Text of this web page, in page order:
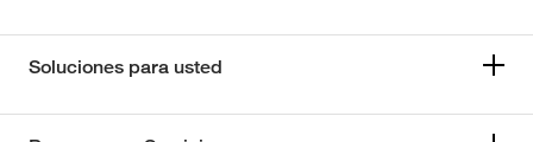
Soluciones para usted